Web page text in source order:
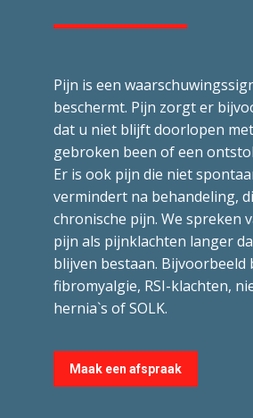
Pijn is een
beschermt. Pijn zorgt er
dat u niet blijft doorlopen
gebroken been of een
Er is ook pijn die niet
vermindert na behandeling,
chronische pijn. We spreken
pijn als pijnklachten langer
blijven bestaan. Bijvoorbeeld
fibromyalgie, RSI-klachten,
hernia`s of SOLK.
Maak een afspraak